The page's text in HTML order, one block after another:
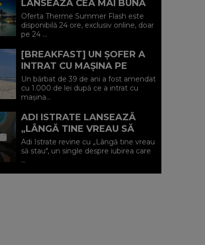
LANSEAZĂ CEA MAI BUNĂ
OFERTĂ A VERII: MINUS 20%
LA VOUCHERE, DOAR PE 24
IULIE (P)...
Oferta Therme Summer Flash este
disponibilă 24 ore, exclusiv online, doar
pe 24 ...
[BREAKFAST] UN ȘOFER A
INTRAT CU MAȘINA PE
PLAJA DIN VADU ȘI A FOST
AMENDAT.
Un bărbat de 39 de ani a fost amendat
cu 1.000 de lei după ce a intrat cu
mașina...
ADI ISTRATE LANSEAZĂ
„LÂNGĂ TINE VREAU SĂ
STAU" O DECLARAȚIE
SINCERĂ DESPRE IUBIREA
CARE ADUCE LINIȘ...
Adi Istrate revine cu „Lângă tine vreau
să stau", un single despre iubirea care
...